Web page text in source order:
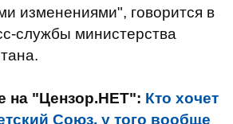
изменениями", говорится в
службы министерства
на "Цензор.НЕТ": Кто хочет
Союз, у того вообще